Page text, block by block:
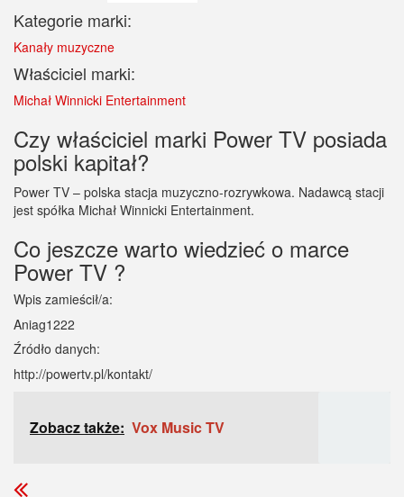
Kategorie marki:
Kanały muzyczne
Właściciel marki:
Michał Winnicki Entertainment
Czy właściciel marki Power TV posiada
polski kapitał?
Power TV – polska stacja muzyczno-rozrywkowa. Nadawcą stacji
jest spółka Michał Winnicki Entertainment.
Co jeszcze warto wiedzieć o marce
Power TV ?
Wpis zamieścił/a:
Aniag1222
Źródło danych:
http://powertv.pl/kontakt/
Zobacz także: Vox Music TV